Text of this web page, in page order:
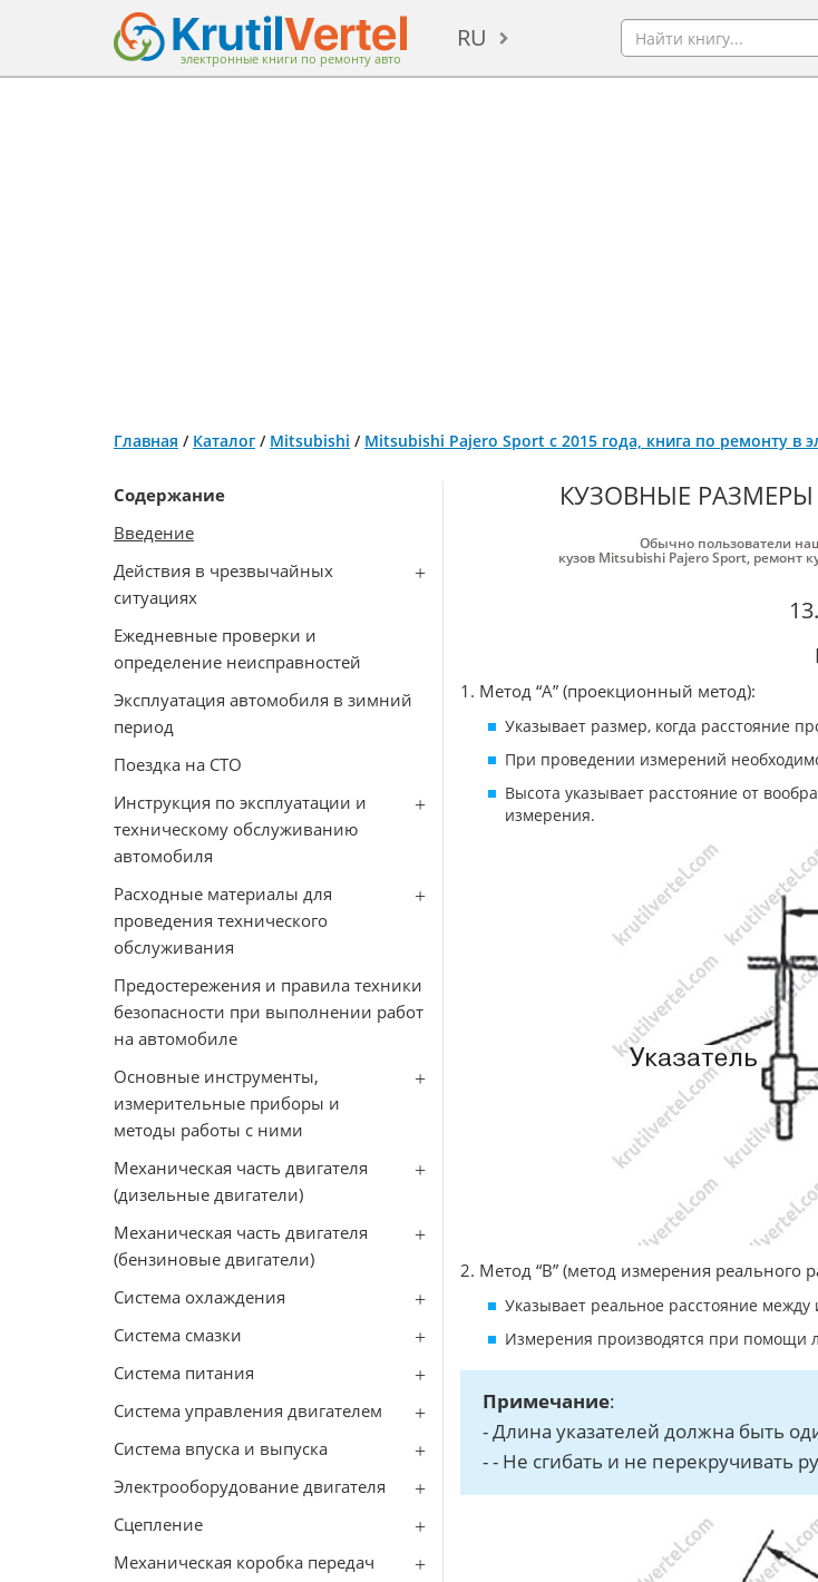
электронные книги по ремонту авто
RU
Главная / Каталог / Mitsubishi / Mitsubishi Pajero Sport с 2015 года, книга по ремонту в
Содержание
Введение
Действия в чрезвычайных
ситуациях
Ежедневные проверки и
определение неисправностей
Эксплуатация автомобиля в зимний
период
Поездка на СТО
Инструкция по эксплуатации и
техническому обслуживанию
автомобиля
Расходные материалы для
проведения технического
обслуживания
Предостережения и правила техники
безопасности при выполнении работ
на автомобиле
Основные инструменты,
измерительные приборы и
методы работы с ними
Механическая часть двигателя
(дизельные двигатели)
Механическая часть двигателя
(бензиновые двигатели)
Система охлаждения
Система смазки
Система питания
Система управления двигателем
Система впуска и выпуска
Электрооборудование двигателя
Сцепление
Механическая коробка передач
КУЗОВНЫЕ РАЗМЕРЫ
Обычно пользователи
кузов Mitsubishi Pajero Sport, ремонт
1. Метод “А” (проекционный метод):
Указывает размер, когда расстояние
При проведении измерений
Высота указывает расстояние от
измерения.
2. Метод “В” (метод измерения реального
Указывает реальное расстояние
Измерения производятся при помощи
Примечание:
- Длина указателей должна быть
- - Не сгибать и не перекручивать